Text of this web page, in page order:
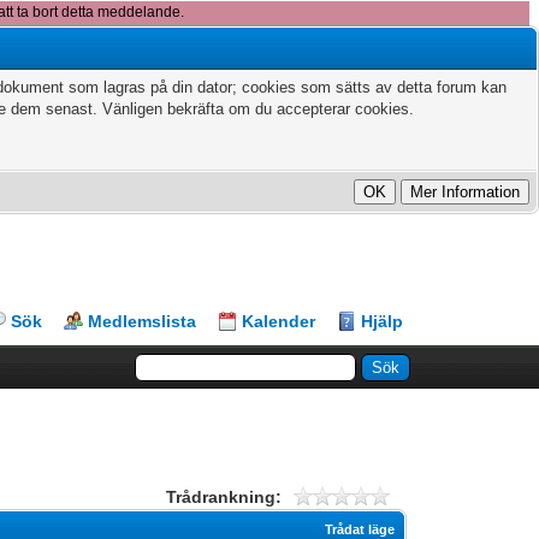
ta bort detta meddelande.
som lagras på din dator; cookies som sätts av detta forum kan
senast. Vänligen bekräfta om du accepterar cookies.
Sök Medlemslista Kalender Hjälp
Trådrankning:
Trådat läge